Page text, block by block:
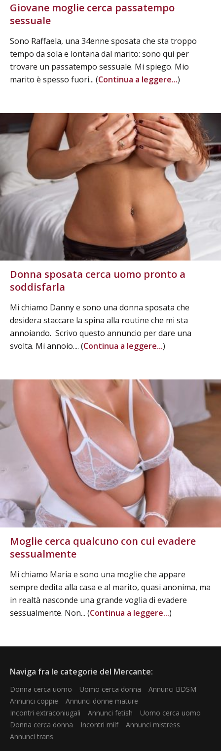
Giovane moglie cerca passatempo
sessuale
Sono Raffaela, una 34enne sposata che sta troppo
tempo da sola e lontana dal marito: sono qui per
trovare un passatempo sessuale. Mi spiego. Mio
marito è spesso fuori... (Continua a leggere...)
Donna sposata cerca uomo pronto a
soddisfarla
Mi chiamo Danny e sono una donna sposata che
desidera staccare la spina alla routine che mi sta
annoiando. Scrivo questo annuncio per dare una
svolta. Mi annoio.... (Continua a leggere...)
Moglie cerca qualcuno con cui evadere
sessualmente
Mi chiamo Maria e sono una moglie che appare
sempre dedita alla casa e al marito, quasi anonima, ma
in realtà nasconde una grande voglia di evadere
sessualmente. Non... (Continua a leggere...)
Naviga fra le categorie del Mercante:
Donna cerca uomo Uomo cerca donna
Annunci BDSM
Annunci coppie
Annunci donne mature
Incontri extraconiugali
Annunci fetish
Uomo cerca uomo
Donna cerca donna
Incontri milf
Annunci mistress
Annunci trans